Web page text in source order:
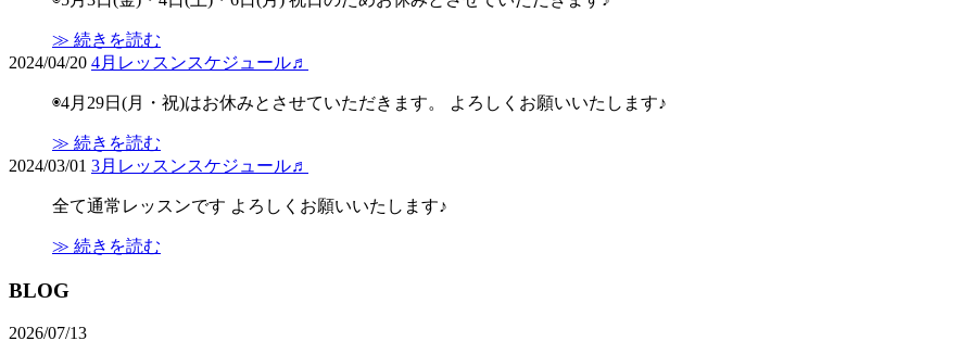
≫ 続きを読む
2024/04/20 4月レッスンスケジュール♬
◉4月29日(月・祝)はお休みとさせていただきます。 よろしくお願いいたします♪
≫ 続きを読む
2024/03/01 3月レッスンスケジュール♬
全て通常レッスンです よろしくお願いいたします♪
≫ 続きを読む
BLOG
2026/07/13